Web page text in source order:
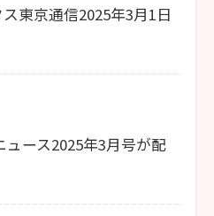
東京通信2025年3月1日
ース2025年3月号が配